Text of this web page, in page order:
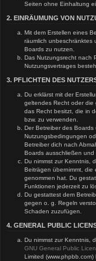
Seiten ohne Einhaltung
2. EINRÄUMUNG VON
Mit dem Erstellen eines
räumlich unbeschränktes
Boards zu nutzen.
Das Nutzungsrecht nach
Nutzungsvertrages
3. PFLICHTEN DES
Du erklärst mit der
geltendes Recht oder die
das Recht besitzt, die in
bzw. zu verwenden.
Der Betreiber des
Nutzungsbedingungen
Betreiber dich nach
Boards ausschließen und
Du nimmst zur Kenntnis,
Beiträgen übernimmt, die
genommen hat. Du
Funktionen jederzeit zu
Du gestattest dem
gegen o. g. Regeln
Schaden zuzufügen.
4. GENERAL PUBLIC
Du nimmst zur Kenntnis,
GNU General Public
Limited